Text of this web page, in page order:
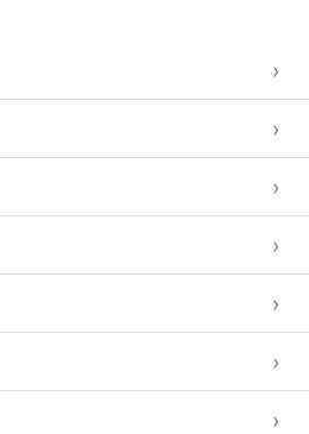
›
›
›
›
›
›
›